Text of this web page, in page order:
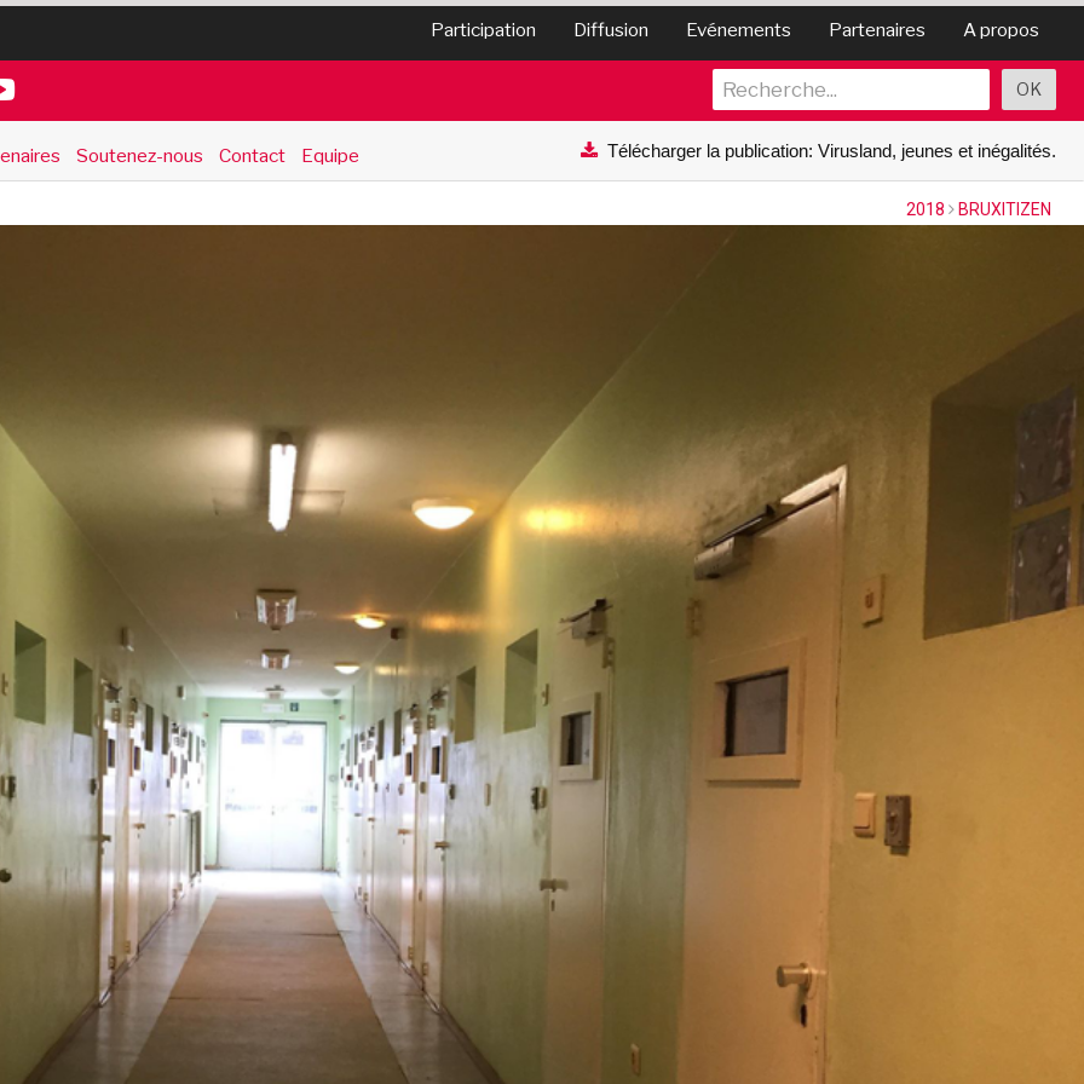
Participation Diffusion Evénements Partenaires A propos
Soutenez-nous Contact Equipe Télécharger la publication: Virusland, jeunes et inégalités.
2018 BRUXITIZEN